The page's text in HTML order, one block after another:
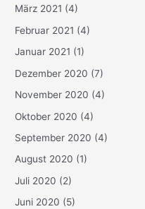
März 2021 (4)
Februar 2021 (4)
Januar 2021 (1)
Dezember 2020 (7)
November 2020 (4)
Oktober 2020 (4)
September 2020 (4)
August 2020 (1)
Juli 2020 (2)
Juni 2020 (5)